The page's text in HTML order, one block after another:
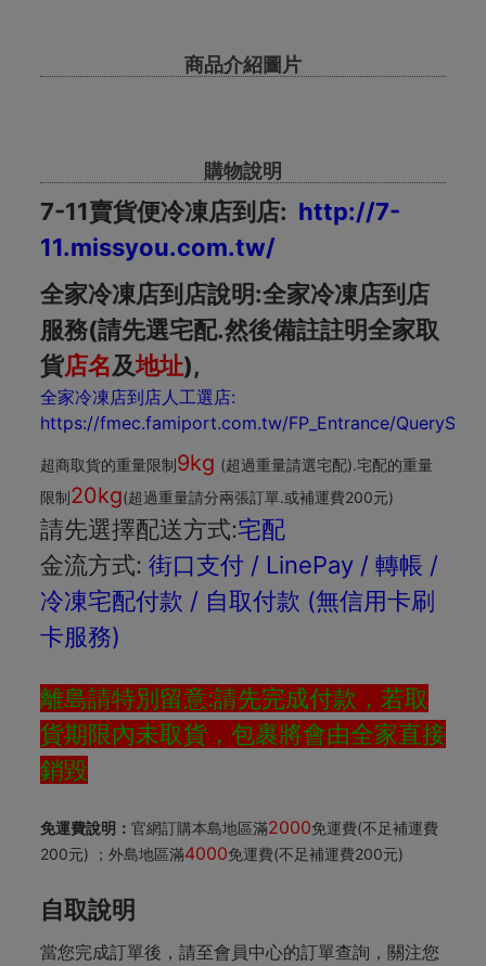
商品介紹圖片
購物說明
7-11賣貨便冷凍店到店: http://7-
11.missyou.com.tw/
全家冷凍店到店說明:全家冷凍店到店
服務(請先選宅配.然後備註註明全家取
貨店名及地址),
全家冷凍店到店人工選店:
https://fmec.famiport.com.tw/FP_Entrance/QueryShop
超商取貨的重量限制9kg (超過重量請選宅配).宅配的重量
限制20kg(超過重量請分兩張訂單.或補運費200元)
請先選擇配送方式:宅配
金流方式: 街口支付 / LinePay / 轉帳 /
冷凍宅配付款 / 自取付款 (無信用卡刷
卡服務)
離島請特別留意:請先完成付款，若取
貨期限內未取貨，包裹將會由全家直接
銷毀
免運費說明： 官網訂購本島地區滿2000免運費(不足補運費
200元) ；外島地區滿4000免運費(不足補運費200元)
自取說明
當您完成訂單後，請至會員中心的訂單查詢，關注您